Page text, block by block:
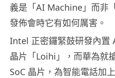
義是「AI Machine」而非
發佈會時它有如何厲害。
Intel 正密鑼緊鼓研發內置
晶片「Loihi」，而華為就
SoC 晶片，為智能電話加